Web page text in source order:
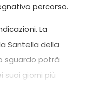
percorso.
La
Santella della
sguardo potrà
suoi giorni più